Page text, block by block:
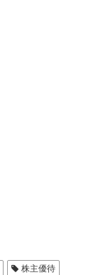
株主優待